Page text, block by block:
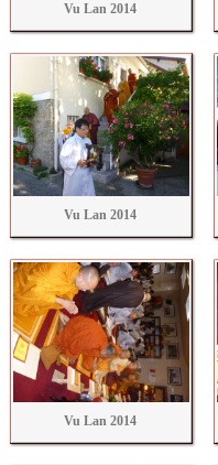
Vu Lan 2014
Vu Lan 2014
Vu Lan 2014